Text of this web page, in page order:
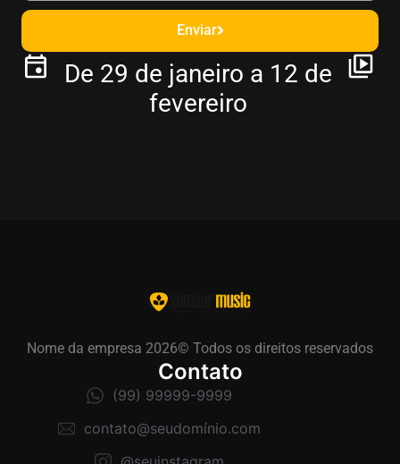
Enviar
De 29 de janeiro a 12 de
fevereiro
Nome da empresa 2026© Todos os direitos reservados
Contato
(99) 99999-9999
contato@seudomínio.com